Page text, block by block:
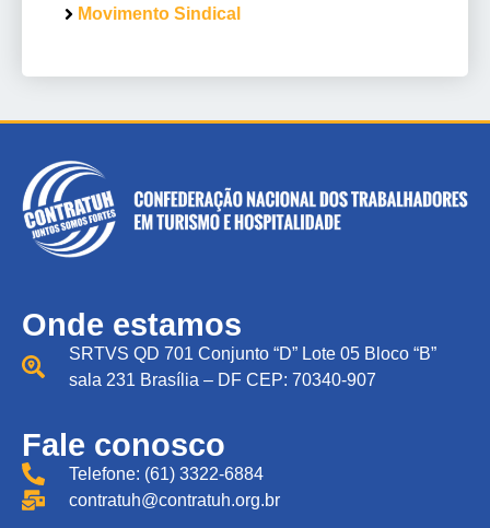
Movimento Sindical
Onde estamos
SRTVS QD 701 Conjunto “D” Lote 05 Bloco “B”
sala 231 Brasília – DF CEP: 70340-907
Fale conosco
Telefone: (61) 3322-6884
contratuh@contratuh.org.br